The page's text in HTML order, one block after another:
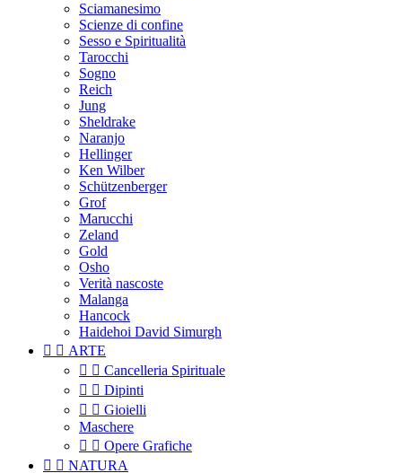
Sciamanesimo
Scienze di confine
Sesso e Spiritualità
Tarocchi
Sogno
Reich
Jung
Sheldrake
Naranjo
Hellinger
Ken Wilber
Schützenberger
Grof
Marucchi
Zeland
Gold
Osho
Verità nascoste
Malanga
Hancock
Haidehoi David Simurgh
  ARTE
  Cancelleria Spirituale
  Dipinti
  Gioielli
Maschere
  Opere Grafiche
  NATURA